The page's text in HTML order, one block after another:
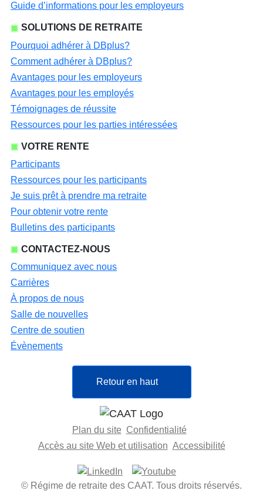
Guide d’informations pour les employeurs
SOLUTIONS DE RETRAITE
Pourquoi adhérer à DBplus?
Comment adhérer à DBplus?
Avantages pour les employeurs
Avantages pour les employés
Témoignages de réussite
Ressources pour les parties intéressées
VOTRE RENTE
Participants
Ressources pour les participants
Je suis prêt à prendre ma retraite
Pour obtenir votre rente
Bulletins des participants
CONTACTEZ-NOUS
Communiquez avec nous
Carrières
À propos de nous
Salle de nouvelles
Centre de soutien
Évènements
Retour en haut
Plan du site Confidentialité
Accès au site Web et utilisation Accessibilité
© Régime de retraite des CAAT. Tous droits réservés.